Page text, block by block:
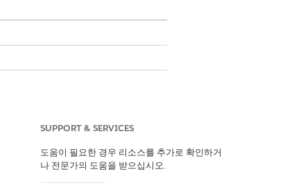
SUPPORT & SERVICES
도움이 필요한 경우 리소스를 추가로 확인하거
나 전문가의 도움을 받으십시오.